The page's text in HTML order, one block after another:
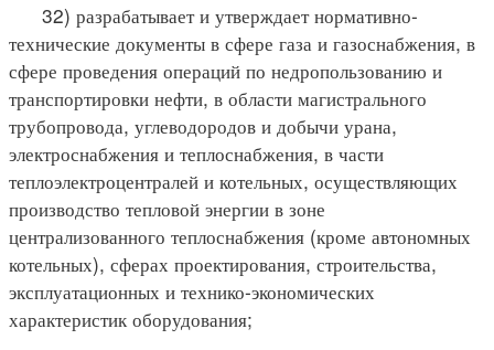
32) разрабатывает и утверждает нормативно-
технические документы в сфере газа и газоснабжения, в
сфере проведения операций по недропользованию и
транспортировки нефти, в области магистрального
трубопровода, углеводородов и добычи урана,
электроснабжения и теплоснабжения, в части
теплоэлектроцентралей и котельных, осуществляющих
производство тепловой энергии в зоне
централизованного теплоснабжения (кроме автономных
котельных), сферах проектирования, строительства,
эксплуатационных и технико-экономических
характеристик оборудования;